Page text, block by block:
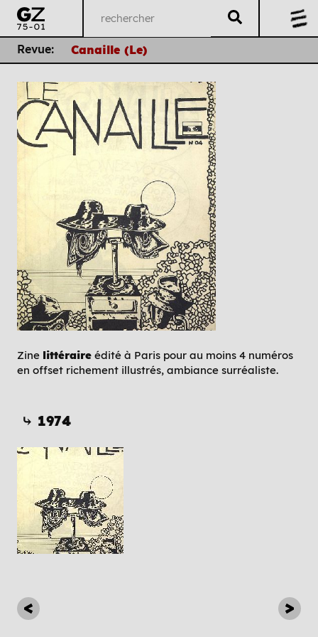
Revue: Canaille (Le)
Zine littéraire édité à Paris pour au moins 4 numéros
en offset richement illustrés, ambiance surréaliste.
⤷ 1974